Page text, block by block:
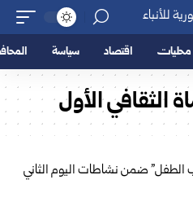
محليات اقتصاد سياسة
الثقافي الأول